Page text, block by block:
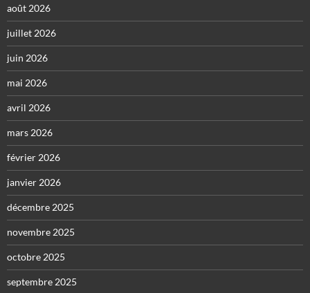
août 2026
juillet 2026
juin 2026
mai 2026
avril 2026
mars 2026
février 2026
janvier 2026
décembre 2025
novembre 2025
octobre 2025
septembre 2025